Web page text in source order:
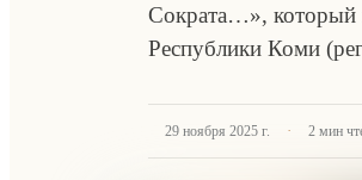
Сократа…», который
Республики Коми
29 ноября 2025 г. · 2 мин